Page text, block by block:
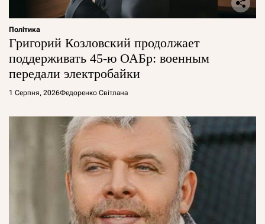
Політика
Григорий Козловский продолжает
поддерживать 45-ю ОАБр: военным
передали электробайки
1 Серпня, 2026Федоренко Світлана